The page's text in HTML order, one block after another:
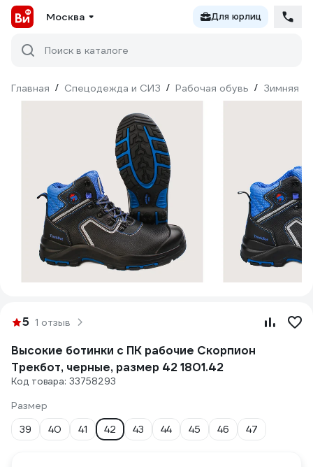
Москва Для юрлиц
Поиск в каталоге
Главная / Спецодежда и СИЗ / Рабочая обувь / Зимняя
5 1 отзыв
Высокие ботинки с ПК рабочие Скорпион
Трекбот, черные, размер 42 1801.42
Код товара: 33758293
Размер
39
40 41 42 43 44 45 46 47